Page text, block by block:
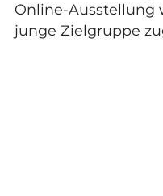
Online-Ausstellung
junge Zielgruppe